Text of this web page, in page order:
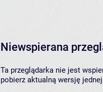
Niewspierana
Ta przeglądarka nie jest
pobierz aktualną wersję